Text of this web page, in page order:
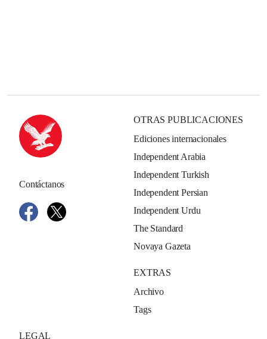
Contáctanos
OTRAS PUBLICACIONES
Ediciones internacionales
Independent Arabia
Independent Turkish
Independent Persian
Independent Urdu
The Standard
Novaya Gazeta
EXTRAS
Archivo
Tags
LEGAL